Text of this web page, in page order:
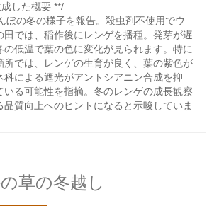
した概要 **/
ぼの冬の様子を報告。殺虫剤不使用でウ
田では、稲作後にレンゲを播種。発芽が遅
の低温で葉の色に変化が見られます。特に
所では、レンゲの生育が良く、葉の紫色が
科による遮光がアントシアニン合成を抑
いる可能性を指摘。冬のレンゲの成長観察
質向上へのヒントになると示唆していま
草の冬越し